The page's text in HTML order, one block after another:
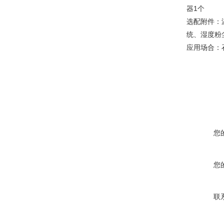
器1个
选配附件：
统、湿度粉
应用场合：
您
您
联